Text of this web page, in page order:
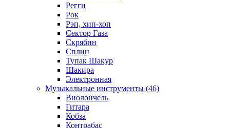
Регги
Рок
Рэп, хип-хоп
Сектор Газа
Скрябин
Сплин
Тупак Шакур
Шакира
Электронная
Музыкальные инструменты (46)
Виолончель
Гитара
Кобза
Контрабас